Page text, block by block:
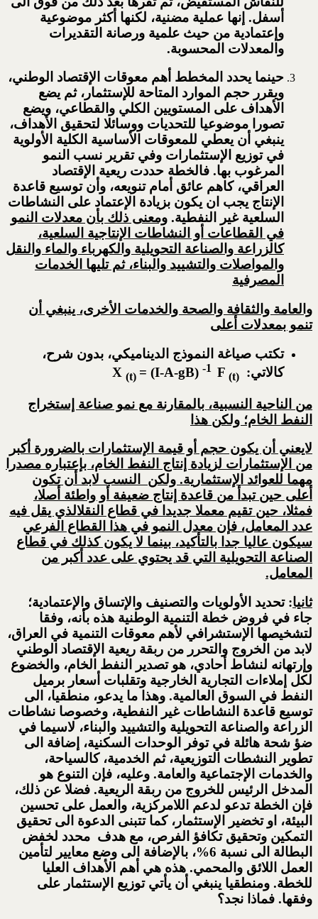
أسفل. إنها عملية مضنية، لكنها أكثر موضوعية
وإعتمادية من حيث علمية ورصانة التقديرات
والمعدلات المحسوبة.
حينما يحدد المخطط أهم معوقات الإقتصاد الوطني،
ويقرر حجم الموارد المتاحة للإستثمار، ثم يضع
الأهداف على المستويين الكلي والقطاعي، ويضع
تصورا موضوعيا للتحديات ووسائلا لتحقيق الأهداف،
ينبغي أن يعطي للمعوقات الأساسية الكلية الأولوية
في توزيع الإستثمارات وفي تقرير نسب النمو
المرغوب بها. فالخطة حددت ريعية الإقتصاد
العراقي، كاهم عائق أمام تنويعه، وأن توسيع قاعدة
الإنتاج يجب ان يكون بزيادة الإعتماد على النشاطات
السلعية غير النفطية. ومعنى ذلك بأن معدلات النمو
في القطاعات أو النشاطات الإنتاجية السلعية،
كالزراعة والصناعة التحويلية والكهرباء والماء والنقل
والمواصلات والتشييد والبناء، ثم تليها الخدمات
المصرفية
والعامة والثقافة والصحة والخدمات الأخرى، ينبغي أن
تنمو بمعدلات أعلى
تكتب صياغة النموذج الديناميكي، بدون شرح،
كالاتي: X
(t) = (I-A-gB) -1 F (t)
من الناحية النسبية، بالمقارنة مع نمو صناعة إستخراج
النفط الخام؛ ولكن هذا
لايعني أن يكون حجم أو قيمة الإستثمارات بالضرورة أكبر
من الإستثمارات لزيادة إنتاج النفط الخام، بإعتباره مصدرا
مهما للعوائد الإستثمارية. ولكن النسب لابد أن تكون
أعلى حين تبدأ من قاعدة إنتاج ضعيفة أو واطئة أصلا،
فمثلا، حين تقيم معملا جديدا في قطاع النقلالذي يقل فيه
عدد المعامل، فإن معدل النمو في هذا القطاع الفرعي
سيكون عاليا جدا بالتأكيد، بينما لا يكون كذلك في قطاع
الصناعة التحويلية التي قد يحتوي على عدد أكبر من
المعامل.
ثانيا: تحديد الأولويات والتصنيف والإتساق والإعتمادية؛
جاء في فروض خطة التنمية الوطنية هذه بأنه، وفقا
لتشخيصها الإستشرافي لأهم معوقات التنمية في العراق،
لابد من الخروج والتحرر من ربقة ريعية الإقتصاد الوطني
وإرتهانه لنشاط أحادي، هو تصدير النفط الخام، والخضوع
لكل إملاءات التجارية الخارجية وتقلبات أسعار برميل
النفط في السوق العالمية. وهذا ما يدعو، منطقيا، الى
توسيع قاعدة النشاطات غير النفطية، وخصوصا نشاطات
الزراعة والصناعة التحويلية والتشييد والبناء، لاسيما في
ضؤ شحة هائلة في توفر الوحدات السكنية، إضافة الى
تطوير النشطات التوزيعية، ثم الخدمية، كالسياحة،
والخدمات الإجتماعية والعامة. وعليه، فإن التنوع هو
المدخل الرئيس للخروج من ربقة الريعية. فضلا عن ذلك،
فإن الخطة تدعو لدعم اللامركزية، والعمل على تحسين
البيئة، او تخضير الإستثمار، كما تتبنى الدعوة الى تحقيق
التمكين وتحقيق تكافؤ الفرص، مع هدف محدد لخفض
البطالة الى نسبة 6%، بالإضافة الى وضع معايير لتأمين
العمل اللائق والمحمي. هذه هي أهم الأهداف العليا
للخطة. ومنطقيا ينبغي أن يأتي توزيع الإستثمار على
وفقها. فماذا نجد؟